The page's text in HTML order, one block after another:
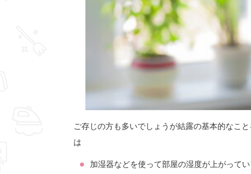
ご存じの方も多いでしょうが結露の基本的なこ
は
加湿器などを使って部屋の湿度が上がってい